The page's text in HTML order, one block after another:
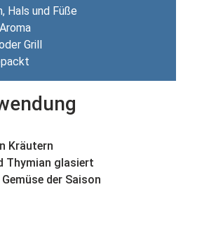
Hals und Füße
Grill
Kräutern
Thymian glasiert
der Saison